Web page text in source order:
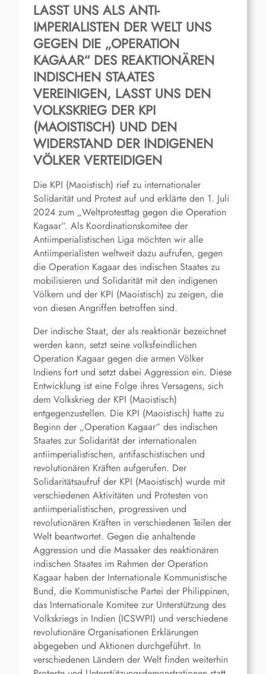
LASST UNS ALS ANTI-
IMPERIALISTEN DER WELT UNS
GEGEN DIE „OPERATION
KAGAAR“ DES REAKTIONÄREN
INDISCHEN STAATES
VEREINIGEN, LASST UNS DEN
VOLKSKRIEG DER KPI
(MAOISTISCH) UND DEN
WIDERSTAND DER INDIGENEN
VÖLKER VERTEIDIGEN
Die KPI (Maoistisch) rief zu internationaler
Solidarität und Protest auf und erklärte den 1. Juli
2024 zum „Weltprotesttag gegen die Operation
Kagaar“. Als Koordinationskomitee der
Antiimperialistischen Liga möchten wir alle
Antiimperialisten weltweit dazu aufrufen, gegen
die Operation Kagaar des indischen Staates zu
mobilisieren und Solidarität mit den indigenen
Völkern und der KPI (Maoistisch) zu zeigen, die
von diesen Angriffen betroffen sind.
Der indische Staat, der als reaktionär bezeichnet
werden kann, setzt seine volksfeindlichen
Operation Kagaar gegen die armen Völker
Indiens fort und setzt dabei Aggression ein. Diese
Entwicklung ist eine Folge ihres Versagens, sich
dem Volkskrieg der KPI (Maoistisch)
entgegenzustellen. Die KPI (Maoistisch) hatte zu
Beginn der „Operation Kagaar“ des indischen
Staates zur Solidarität der internationalen
antiimperialistischen, antifaschistischen und
revolutionären Kräften aufgerufen. Der
Solidaritätsaufruf der KPI (Maoistisch) wurde mit
verschiedenen Aktivitäten und Protesten von
antiimperialistischen, progressiven und
revolutionären Kräften in verschiedenen Teilen der
Welt beantwortet. Gegen die anhaltende
Aggression und die Massaker des reaktionären
indischen Staates im Rahmen der Operation
Kagaar haben der Internationale Kommunistische
Bund, die Kommunistische Partei der Philippinen,
das Internationale Komitee zur Unterstützung des
Volkskriegs in Indien (ICSWPI) und verschiedene
revolutionäre Organisationen Erklärungen
abgegeben und Aktionen durchgeführt. In
verschiedenen Ländern der Welt finden weiterhin